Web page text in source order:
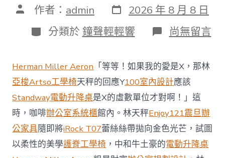
文 作者： admin 發
表
日
期
2026 年 8 月 8 日
分
類
分類於 鐘聲輕輕響 在
〈當
商
場
投
資
防
御
價
值
凸
顯 億
尚無留言
Herman Miller Aeron 「等等！如果我的愛是X，那林
亞梭Artso工學椅天秤的回應Y100室內設計應該
Standway電動升降桌是X的虛數單位才對啊！」這
時，咖啡辦公室系統櫃館內。林天秤Enjoy121震旦辦
公家具隨即將iRock T07蕾絲絲帶拋向金色光芒，試圖
以柔性的美學護脊工學椅 ，中和牛土豪的電動升降桌